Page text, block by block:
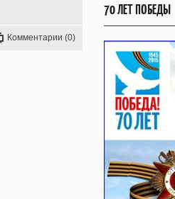
Комментарии (0)
70 ЛЕТ ПОБЕДЫ